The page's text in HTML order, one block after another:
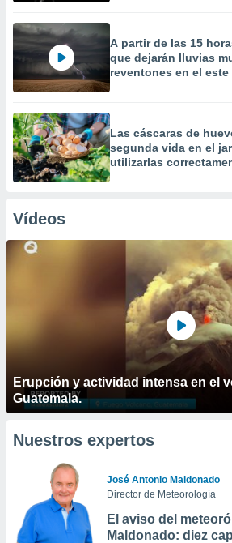
A partir de las 15
que dejarán lluvias
reventones en el
Las cáscaras de
segunda vida en el
utilizarlas
Vídeos
Erupción y actividad intensa en el
Guatemala.
Nuestros expertos
José Antonio Maldonado
Director de Meteorología
El aviso del
Maldonado: diez